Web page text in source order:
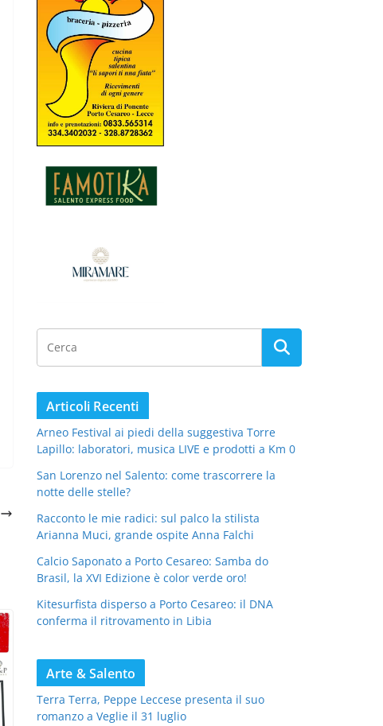
Articoli Recenti
Arneo Festival ai piedi della suggestiva Torre
Lapillo: laboratori, musica LIVE e prodotti a Km 0
San Lorenzo nel Salento: come trascorrere la
notte delle stelle?
Racconto le mie radici: sul palco la stilista
Arianna Muci, grande ospite Anna Falchi
Calcio Saponato a Porto Cesareo: Samba do
Brasil, la XVI Edizione è color verde oro!
Kitesurfista disperso a Porto Cesareo: il DNA
conferma il ritrovamento in Libia
Arte & Salento
Terra Terra, Peppe Leccese presenta il suo
romanzo a Veglie il 31 luglio